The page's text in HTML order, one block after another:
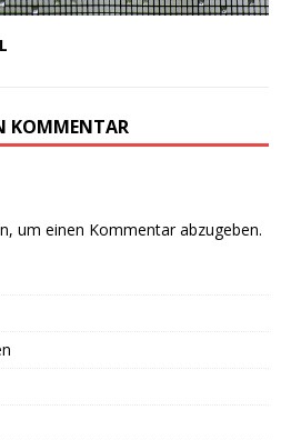
KOMMENTAR
um einen Kommentar abzugeben.